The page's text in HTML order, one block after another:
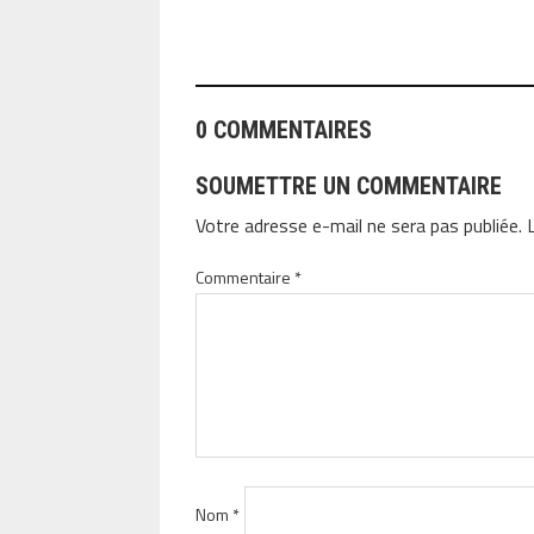
0 COMMENTAIRES
SOUMETTRE UN COMMENTAIRE
Votre adresse e-mail ne sera pas publiée.
Commentaire *
Nom *